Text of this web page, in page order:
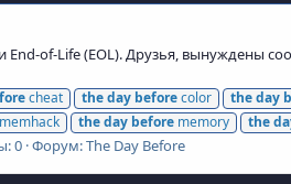
of-Life (EOL). Друзья, вынуждены
cheat theday beforecolor theday
memhack theday before memory the
0 Форум:The Day Before